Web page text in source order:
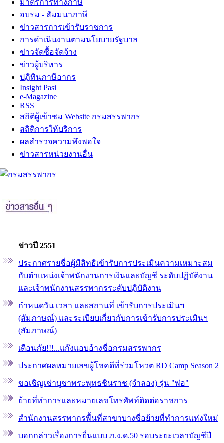
มาตรการทางภาษี
อบรม - สัมมนาภาษี
ข่าวสารการเข้ารับราชการ
การดำเนินงานตามนโยบายรัฐบาล
ข่าวจัดซื้อจัดจ้าง
ข่าวผู้บริหาร
ปฏิทินภาษีอากร
Insight Pasi
e-Magazine
RSS
สถิติผู้เข้าชม Website กรมสรรพากร
สถิติการให้บริการ
ผลสำรวจความพึงพอใจ
ข่าวสารหน่วยงานอื่น
ข่าวปี 2551
ประกาศรายชื่อผู้มีสิทธิเข้ารับการประเมินความเหมาะสม
กับตำแหน่งเจ้าพนักงานการเงินและบัญชี ระดับปฏิบัติงาน
และเจ้าพนักงานสรรพากรระดับปฏิบัติงาน
กำหนดวัน เวลา และสถานที่ เข้ารับการประเมินฯ
(สัมภาษณ์) และระเบียบเกี่ยวกับการเข้ารับการประเมินฯ
(สัมภาษณ์)
เตือนภัย!!!...แก๊งแอบอ้างชื่อกรมสรรพากร
ประกาศผลหมายเลขผู้โชคดีที่ร่วมโหวต RD Camp Season 2
ขอเชิญเช่าบูชาพระพุทธชินราช (จำลอง) รุ่น "พ่อ"
ย้ายที่ทำการและหมายเลขโทรศัพท์ติดต่อราชการ
สำนักงานสรรพากรพื้นที่สาขาบางซื่อย้ายที่ทำการแห่งใหม่
บอกกล่าวเรื่องการยื่นแบบ ภ.ง.ด.50 รอบระยะเวลาบัญชีปี